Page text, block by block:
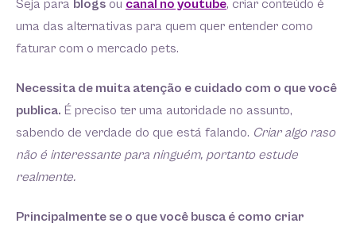
Seja para blogs ou canal no youtube, criar conteúdo é
uma das alternativas para quem quer entender como
faturar com o mercado pets.
Necessita de muita atenção e cuidado com o que você
publica. É preciso ter uma autoridade no assunto,
sabendo de verdade do que está falando. Criar algo raso
não é interessante para ninguém, portanto estude
realmente.
Principalmente se o que você busca é como criar